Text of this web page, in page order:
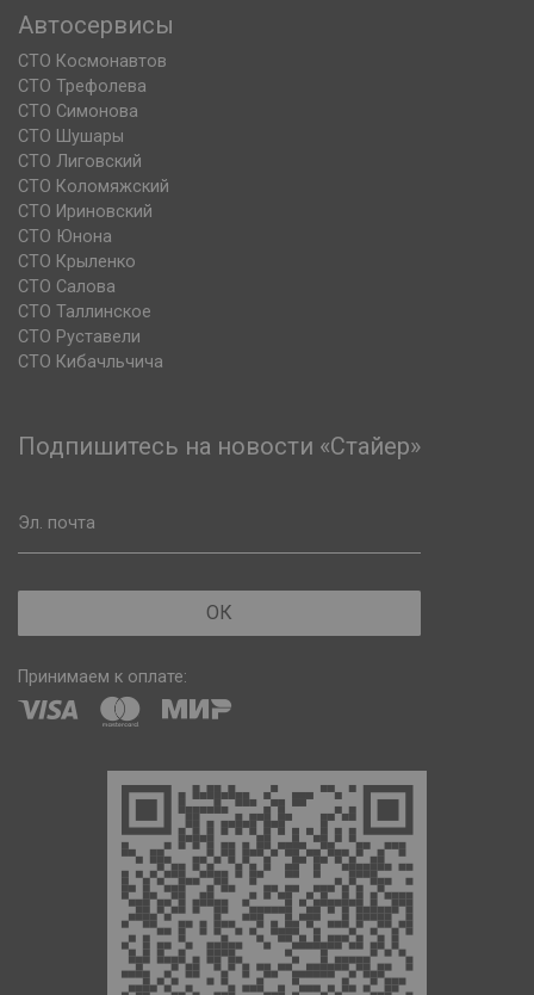
Автосервисы
СТО Космонавтов
СТО Трефолева
СТО Симонова
СТО Шушары
СТО Лиговский
СТО Коломяжский
СТО Ириновский
СТО Юнона
СТО Крыленко
СТО Салова
СТО Таллинское
СТО Руставели
СТО Кибачльчича
Подпишитесь на новости «Стайер»
Эл. почта
ОК
Принимаем к оплате: